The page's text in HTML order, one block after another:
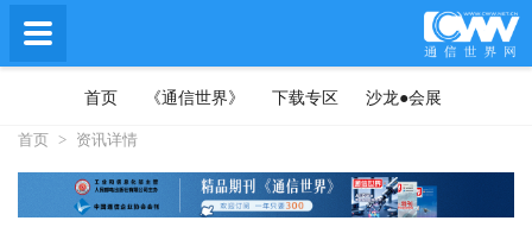
首页 《通信世界》 下载专区 沙龙●会展
首页 > 资讯详情